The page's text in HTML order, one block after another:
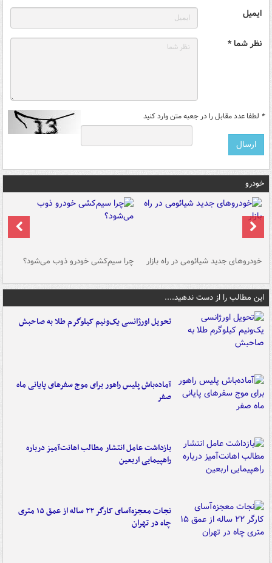
ایمیل
نظر شما *
* لطفا عدد مقابل را در جعبه متن وارد کنید
خودرو
خودروهای جدید شیائومی در راه بازار چرا سیم‌کشی خودرو ذوب می‌شود؟
این مطالب را از دست ندهید....
تحویل اورژانسی یک‌ونیم کیلوگرم طلا به صاحبش
آماده‌باش پلیس راهور برای موج سفرهای پایانی ماه
صفر
بازداشت عامل انتشار مطالب اهانت‌آمیز درباره
راهپیمایی اربعین
نجات معجزه‌آسای کارگر ۲۲ ساله از عمق ۱۵ متری
چاه در تهران